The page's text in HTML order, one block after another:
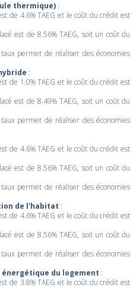
thermique) :
de 4.6% TAEG et le coût du crédit est
est de 8.56% TAEG, soit un coût du
permet de réaliser des économies
:
de 1.0% TAEG et le coût du crédit est
est de 8.49% TAEG, soit un coût du
permet de réaliser des économies
de 4.6% TAEG et le coût du crédit est
est de 8.56% TAEG, soit un coût du
permet de réaliser des économies
de l'habitat :
de 4.6% TAEG et le coût du crédit est
est de 8.56% TAEG, soit un coût du
permet de réaliser des économies
du logement :
de 3.8% TAEG et le coût du crédit est